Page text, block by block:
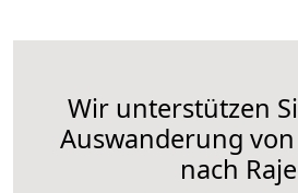
Wir unterstützen
Auswanderung
nach